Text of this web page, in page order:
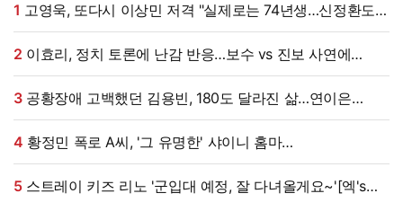
1
나중에 알고 욕해"
2
"빠지면 안 될까요?"
3공황장애 고백했던 김용빈, 180도 달라진 삶…연이은
겹경사
4
출신?…"고마워서 술 사려던 건데" 침묵 이유 있었나 [엑's
이슈]
5스트레이 키즈 리노 '군입대 예정, 잘 다녀올게요~'[엑's